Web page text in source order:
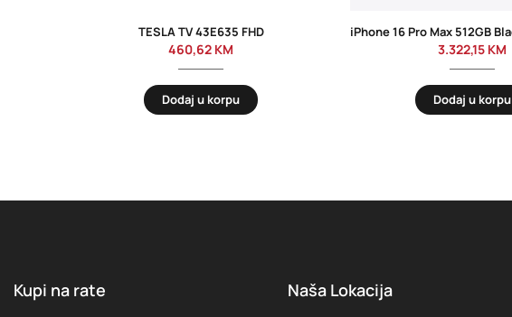
TESLA TV 43E635 FHD
460,62 KM
Dodaj u korpu
3.322,15 KM
Dodaj u korpu
Kupi na rate Naša Lokacija